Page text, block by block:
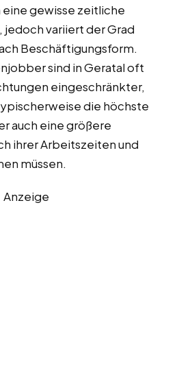
gewisse zeitliche
variiert der Grad
Beschäftigungsform.
sind in Geratal oft
eingeschränkter,
die höchste
auch eine größere
ihrer Arbeitszeiten und
müssen.
Anzeige